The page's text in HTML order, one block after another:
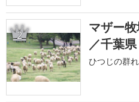
2
マザー
／千葉県
ひつじの群